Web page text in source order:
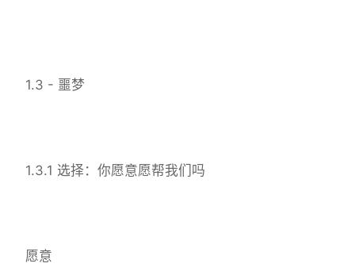
1.3 - 噩梦
1.3.1 选择：你愿意愿帮我们吗
愿意